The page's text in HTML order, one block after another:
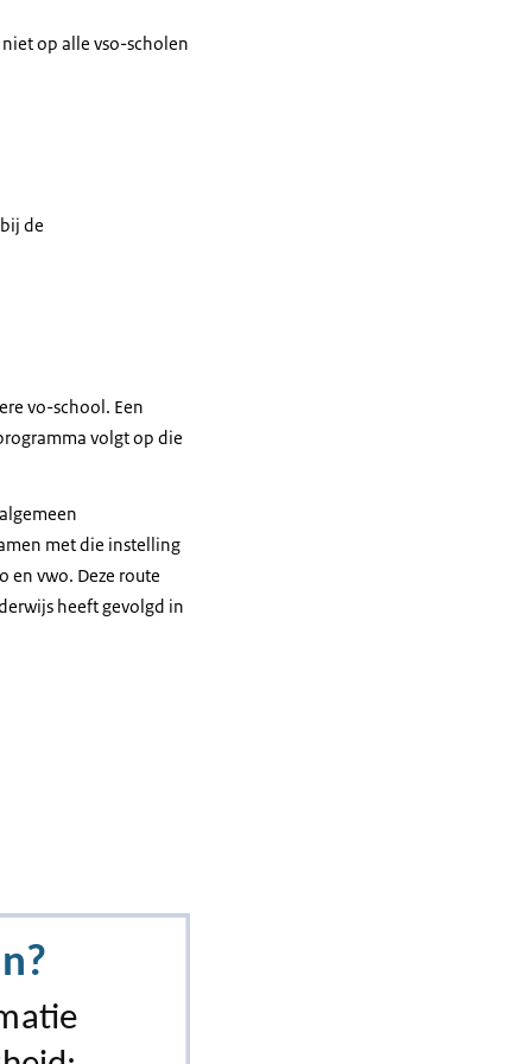
op alle vso-scholen
de
vo-school. Een
volgt op die
met die instelling
en vwo. Deze route
heeft gevolgd in